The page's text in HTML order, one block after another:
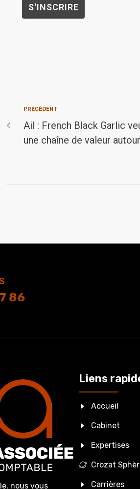
PRÉCÉDENT
Ail : French Black Garlic
une chaîne de valeur
86
nous vous
Liens
Accueil
Cabinet
Expertises
Crozat
Carrières